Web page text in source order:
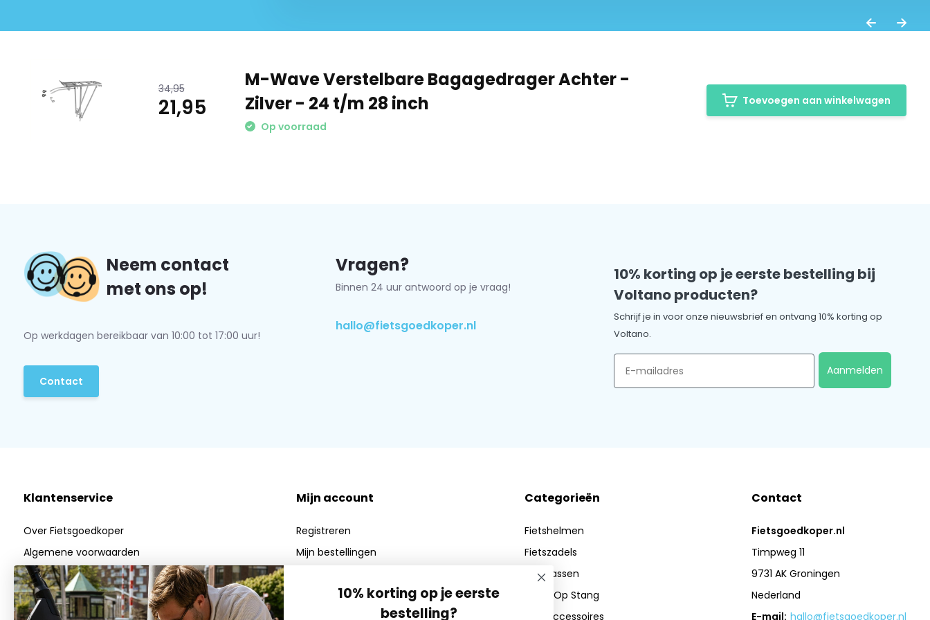
Deze drager is geschikt voor24 - 26 en 28-inch wielen. Dankzij het slimme ontwerp stel je
vrijwel elke fiets.
Product specificaties
Merk: M-Wave
Vragen of opmerkingen over dit product? Neem dan gerust contact op met onze
34,95
21,95
M-Wave Verstelbare Bagagedrager Achter -
Zilver - 24 t/m 28 inch
Op voorraad
Toevoegen aan winkelwagen
Neem contact
met ons op!
Op werkdagen bereikbaar van 10:00 tot 17:00 uur!
Contact
Vragen?
Binnen 24 uur antwoord op je vraag!
hallo@fietsgoedkoper.nl
10% korting op je eerste bestelling bij
Voltano producten?
Schrijf je in voor onze nieuwsbrief en ontvang 10% korting op
Voltano.
Email
Aanmelden
Klantenservice
Over Fietsgoedkoper
Algemene voorwaarden
Privacy Policy
Betaalmethoden
Verzenden & Retourneren
Mijn account
Registreren
Mijn bestellingen
Categorieën
Fietshelmen
Fietszadels
Fietstassen
Zadel Op Stang
Fietsaccessoires
Contact
Fietsgoedkoper.nl
Timpweg 11
9731 AK Groningen
Nederland
E-mail: hallo@fietsgoedkoper.nl
10% korting op je eerste
bestelling?